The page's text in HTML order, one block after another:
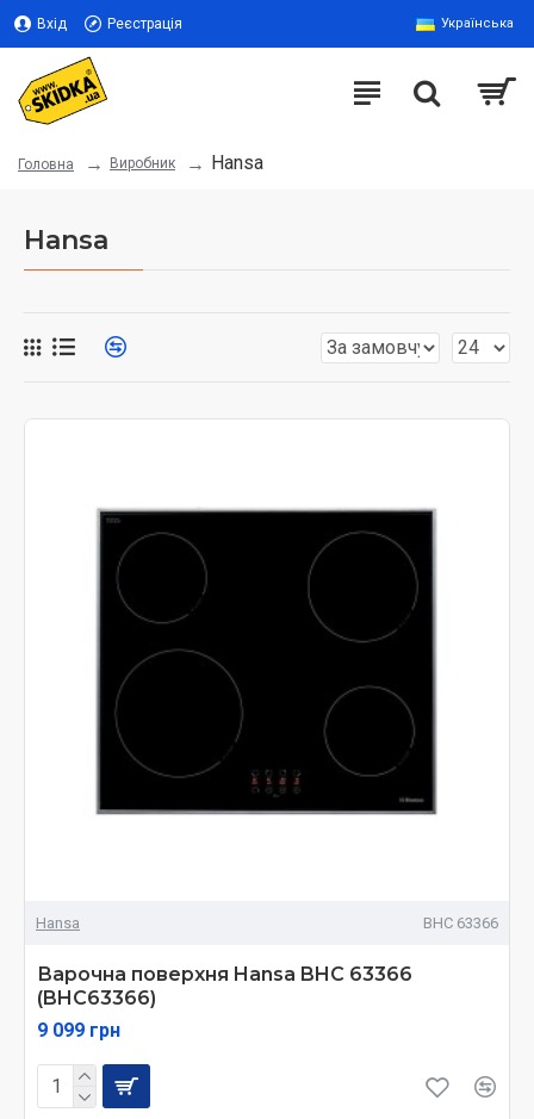
Вхід Реєстрація Українська
Головна Виробник Hansa
Hansa
Hansa BHC 63366
Варочна поверхня Hansa BHC 63366
(BHC63366)
9 099 грн